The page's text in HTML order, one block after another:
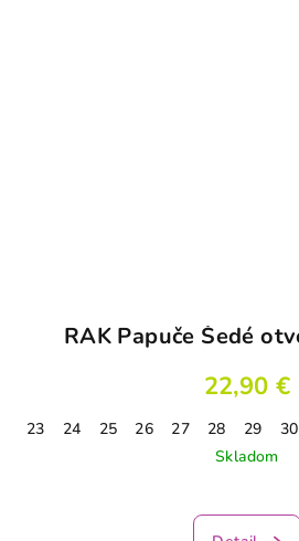
RAK Papuče Šedé
22,90 €
23 24 25 26 27 28 29 30
Skladom